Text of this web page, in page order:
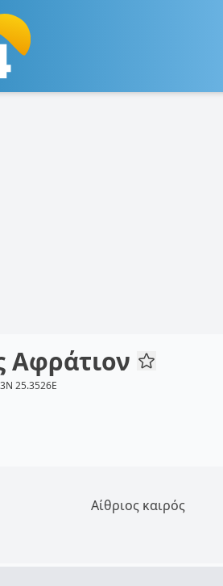
Αφράτιον
25.3526E
Αίθριος καιρός